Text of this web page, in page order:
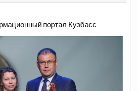
портал Кузбасс